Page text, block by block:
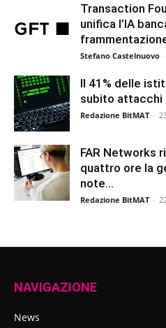
Transaction
unifica l’IA
Stefano Castelnuovo -
Il 41% delle
subito
Redazione BitMAT -
FAR Networks
quattro ore la
note...
Redazione BitMAT -
NAVIGAZIONE
News